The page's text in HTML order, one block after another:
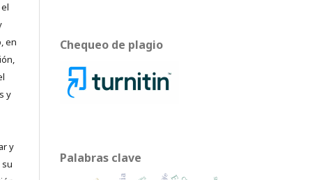
en
y
y
Chequeo de plagio
Palabras clave